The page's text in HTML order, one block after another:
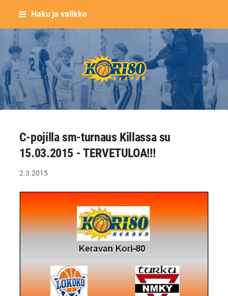
Siirry
sisältöön
Haku ja valikko
Keravan Kori-80 ry
C-pojilla sm-turnaus Killassa su
15.03.2015 - TERVETULOA!!!
2.3.2015